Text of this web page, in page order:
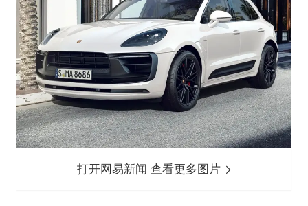
打开网易新闻 查看更多图片